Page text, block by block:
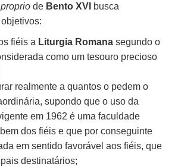
de Bento XVI busca
fiéis a Liturgia Romana segundo o
como um tesouro precioso
realmente a quantos o pedem o
supondo que o uso da
em 1962 é uma faculdade
dos fiéis e que por conseguinte
em sentido favorável aos fiéis, que
destinatários;